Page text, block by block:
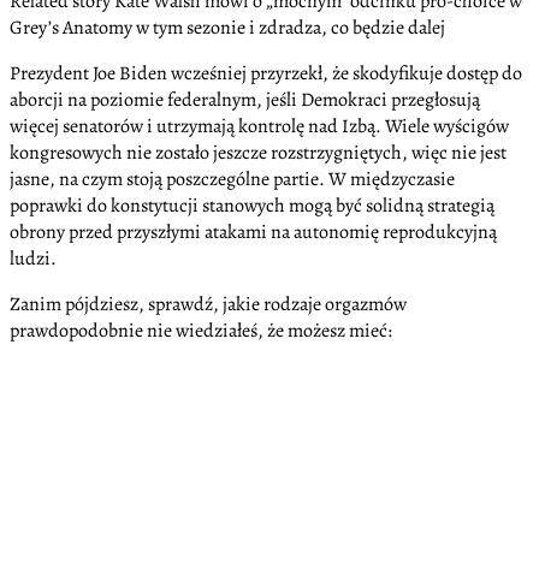
Grey’s Anatomy w tym sezonie i zdradza, co będzie dalej
Prezydent Joe Biden wcześniej przyrzekł, że skodyfikuje dostęp do
aborcji na poziomie federalnym, jeśli Demokraci przegłosują
więcej senatorów i utrzymają kontrolę nad Izbą. Wiele wyścigów
kongresowych nie zostało jeszcze rozstrzygniętych, więc nie jest
jasne, na czym stoją poszczególne partie. W międzyczasie
poprawki do konstytucji stanowych mogą być solidną strategią
obrony przed przyszłymi atakami na autonomię reprodukcyjną
ludzi.
Zanim pójdziesz, sprawdź, jakie rodzaje orgazmów
prawdopodobnie nie wiedziałeś, że możesz mieć: